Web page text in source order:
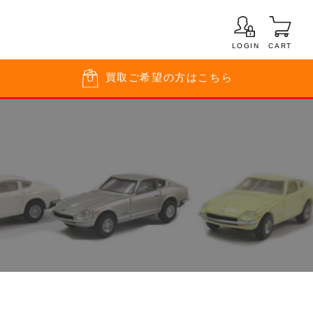
LOGIN CART
買取 ご希望の方はこちら